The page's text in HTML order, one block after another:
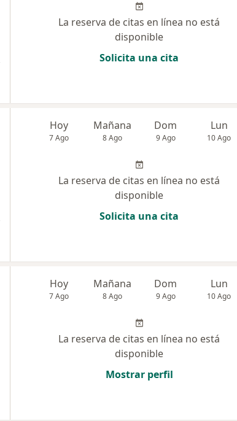
La reserva de citas en línea no está
disponible
Solicita una cita
Hoy
7 Ago
Mañana
8 Ago
Dom
9 Ago
Lun
10 Ago
La reserva de citas en línea no está
disponible
Solicita una cita
Hoy
7 Ago
Mañana
8 Ago
Dom
9 Ago
Lun
10 Ago
La reserva de citas en línea no está
disponible
Mostrar perfil